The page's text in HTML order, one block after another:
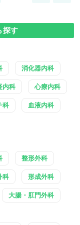
探す
消化器内科
内科 心療内科
科 血液内科
整形外科
科 形成外科
大腸・肛門外科